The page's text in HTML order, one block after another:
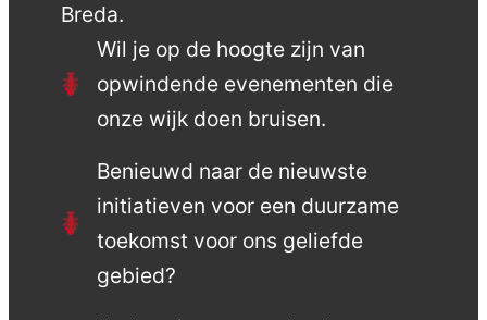
Breda.
Wil je op de hoogte zijn van
opwindende evenementen die
onze wijk doen bruisen.
Benieuwd naar de nieuwste
initiatieven voor een duurzame
toekomst voor ons geliefde
gebied?